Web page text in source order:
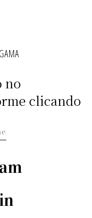
no
clicando